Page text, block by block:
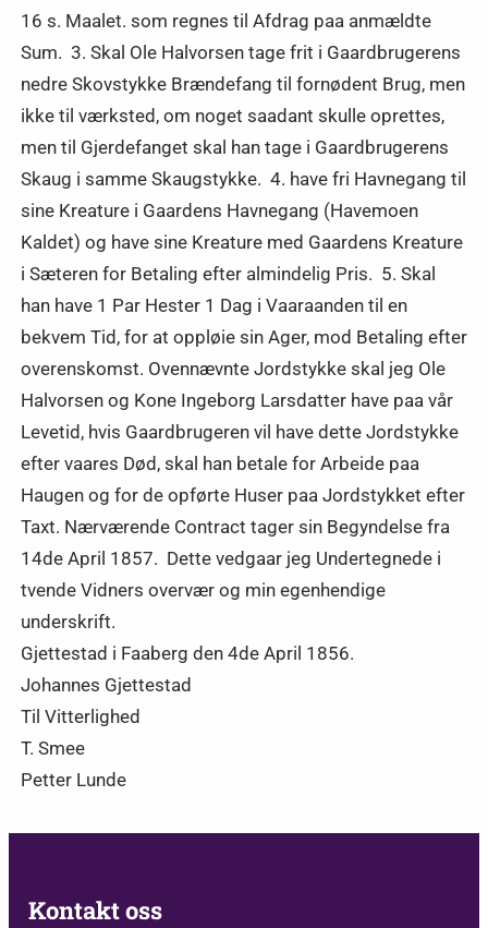
16 s. Maalet. som regnes til Afdrag paa anmældte
Sum. 3. Skal Ole Halvorsen tage frit i Gaardbrugerens
nedre Skovstykke Brændefang til fornødent Brug, men
ikke til værksted, om noget saadant skulle oprettes,
men til Gjerdefanget skal han tage i Gaardbrugerens
Skaug i samme Skaugstykke. 4. have fri Havnegang til
sine Kreature i Gaardens Havnegang (Havemoen
Kaldet) og have sine Kreature med Gaardens Kreature
i Sæteren for Betaling efter almindelig Pris. 5. Skal
han have 1 Par Hester 1 Dag i Vaaraanden til en
bekvem Tid, for at oppløie sin Ager, mod Betaling efter
overenskomst. Ovennævnte Jordstykke skal jeg Ole
Halvorsen og Kone Ingeborg Larsdatter have paa vår
Levetid, hvis Gaardbrugeren vil have dette Jordstykke
efter vaares Død, skal han betale for Arbeide paa
Haugen og for de opførte Huser paa Jordstykket efter
Taxt. Nærværende Contract tager sin Begyndelse fra
14de April 1857. Dette vedgaar jeg Undertegnede i
tvende Vidners overvær og min egenhendige
underskrift.
Gjettestad i Faaberg den 4de April 1856.
Johannes Gjettestad
Til Vitterlighed
T. Smee
Petter Lunde
Kontakt oss